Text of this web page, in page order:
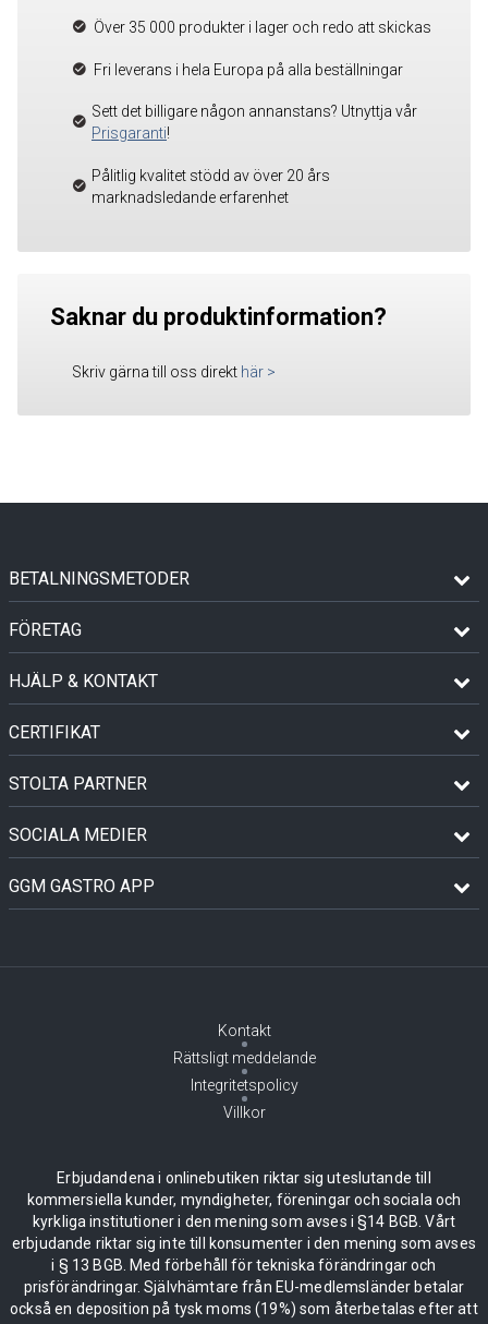
Över 35 000 produkter i lager och redo att skickas
Fri leverans i hela Europa på alla beställningar
Sett det billigare någon annanstans? Utnyttja vår
Prisgaranti!
Pålitlig kvalitet stödd av över 20 års
marknadsledande erfarenhet
Saknar du produktinformation?
Skriv gärna till oss direkt här >
BETALNINGSMETODER
FÖRETAG
HJÄLP & KONTAKT
CERTIFIKAT
STOLTA PARTNER
SOCIALA MEDIER
GGM GASTRO APP
Kontakt
Rättsligt meddelande
Integritetspolicy
Villkor
Erbjudandena i onlinebutiken riktar sig uteslutande till
kommersiella kunder, myndigheter, föreningar och sociala och
kyrkliga institutioner i den mening som avses i §14 BGB. Vårt
erbjudande riktar sig inte till konsumenter i den mening som avses
i § 13 BGB. Med förbehåll för tekniska förändringar och
prisförändringar. Självhämtare från EU-medlemsländer betalar
också en deposition på tysk moms (19%) som återbetalas efter att